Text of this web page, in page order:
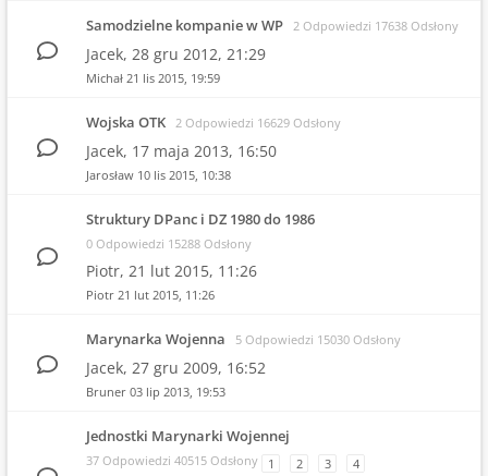
Samodzielne kompanie w WP 2 Odpowiedzi 17638 Odsłony
Jacek, 28 gru 2012, 21:29
Michał 21 lis 2015, 19:59
Wojska OTK 2 Odpowiedzi 16629 Odsłony
Jacek, 17 maja 2013, 16:50
Jarosław 10 lis 2015, 10:38
Struktury DPanc i DZ 1980 do 1986
0 Odpowiedzi 15288 Odsłony
Piotr, 21 lut 2015, 11:26
Piotr 21 lut 2015, 11:26
Marynarka Wojenna 5 Odpowiedzi 15030 Odsłony
Jacek, 27 gru 2009, 16:52
Bruner 03 lip 2013, 19:53
Jednostki Marynarki Wojennej
37 Odpowiedzi 40515 Odsłony 1 2 3 4